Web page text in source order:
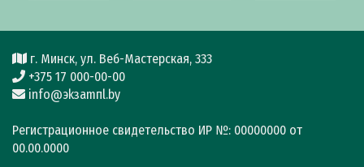
г. Минск, ул. Веб-Мастерская, 333
+375 17 000-00-00
info@эkзamпl.by
Регистрационное свидетельство ИР №: 00000000 от
00.00.0000